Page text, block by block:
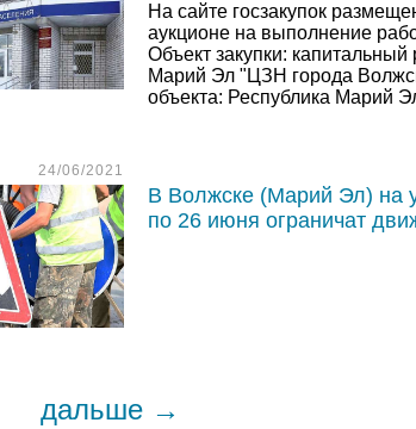
На сайте госзакупок
аукционе на выполнение
Объект закупки:
Марий Эл "ЦЗН города
объекта: Республика Марий
24/06/2021
В Волжске (Марий Эл) на
по 26 июня ограничат
дальше →